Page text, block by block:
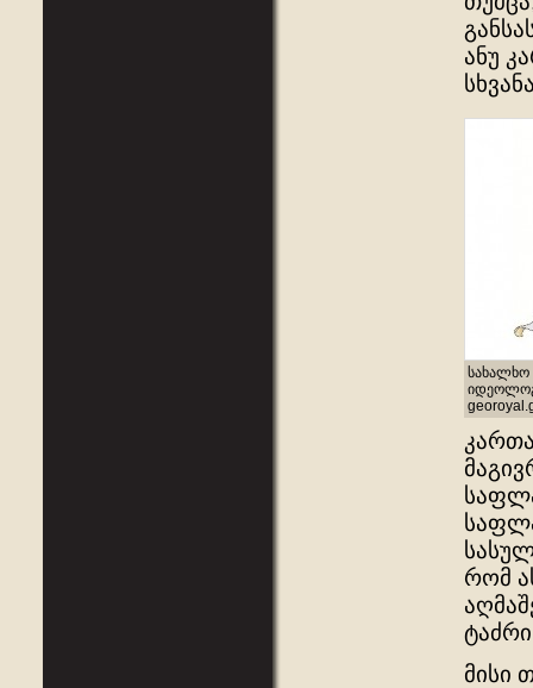
ანუ
სახალხო
რომ
მისი